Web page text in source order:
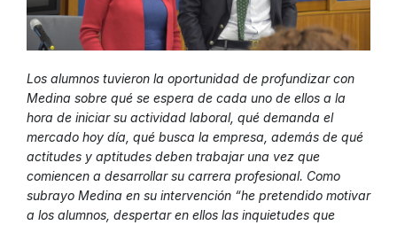
Los alumnos tuvieron la oportunidad de profundizar con
Medina sobre qué se espera de cada uno de ellos a la
hora de iniciar su actividad laboral, qué demanda el
mercado hoy día, qué busca la empresa, además de qué
actitudes y aptitudes deben trabajar una vez que
comiencen a desarrollar su carrera profesional. Como
subrayo Medina en su intervención “he pretendido motivar
a los alumnos, despertar en ellos las inquietudes que